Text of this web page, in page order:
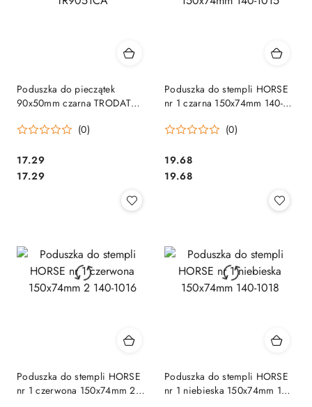
Poduszka do pieczątek
90x50mm czarna TRODAT
(0)
Cena:
17.29
Cena:
17.29
Poduszka do stempli HORSE
nr 1 czarna 150x74mm 140-
(0)
Cena:
19.68
Cena:
19.68
Poduszka do stempli HORSE
nr 1 czerwona 150x74mm 2
Poduszka do stempli HORSE
nr 1 niebieska 150x74mm 140-